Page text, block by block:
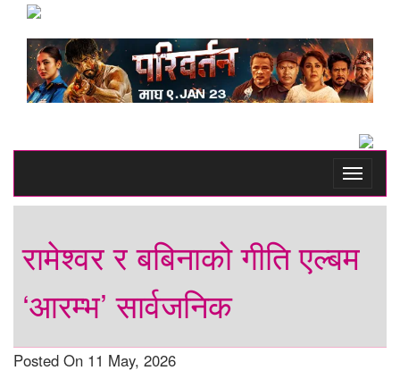
Toggle
रामेश्वर र बबिनाको गीति एल्बम
‘आरम्भ’ सार्वजनिक
Posted On 11 May, 2026